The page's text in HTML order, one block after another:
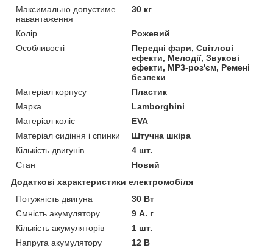
Максимально допустиме
навантаження
30 кг
Колір
Рожевий
Особливості
Передні фари, Світлові
ефекти, Мелодії, Звукові
ефекти, MP3-роз'єм, Ремені
безпеки
Матеріал корпусу
Пластик
Марка
Lamborghini
Матеріал коліс
EVA
Матеріал сидіння і спинки
Штучна шкіра
Кількість двигунів
4 шт.
Стан
Новий
Додаткові характеристики електромобіля
Потужність двигуна
30 Вт
Ємність акумулятору
9 А. г
Кількість акумуляторів
1 шт.
Напруга акумулятору
12 В